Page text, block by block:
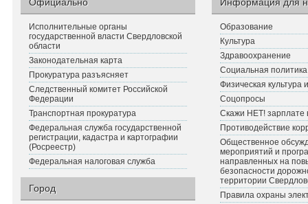
Официально
Исполнительные органы
государственной власти Свердловской
области
Законодательная карта
Прокуратура разъясняет
Следственный комитет Российской
Федерации
Транспортная прокуратура
Федеральная служба государственной
регистрации, кадастра и картографии
(Росреестр)
Федеральная налоговая служба
Город
Информация для
Образование
Культура
Здравоохранение
Социальная политика
Физическая культура
Соцопросы
Скажи НЕТ! зарплате
Противодействие
Общественное
мероприятий и
направленных на
безопасности
территории
Правила охраны